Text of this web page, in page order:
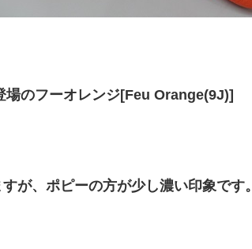
場のフーオレンジ[Feu Orange(9J)]
が、ポピーの方が少し濃い印象です。